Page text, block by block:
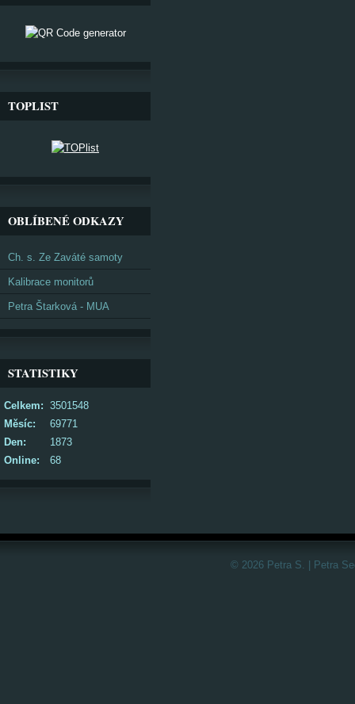
TOPLIST
OBLÍBENÉ ODKAZY
Ch. s. Ze Zaváté samoty
Kalibrace monitorů
Petra Štarková - MUA
STATISTIKY
Online: 68
Celkem: 3501548
Měsíc:
69771
Den:
1873
© 2026 Petra S. | Petra